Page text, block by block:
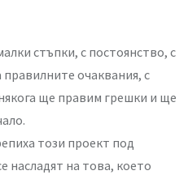
стъпки, с постоянство, с
правилните очаквания, с
ще правим грешки и ще
този проект под
насладят на това, което